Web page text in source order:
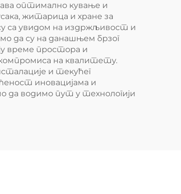
оптимално кување и
житарица и хране за
са увидом на издржљивост и
да су на данашњем брзог
време простора и
компромиса на квалитету.
и текућег
иновацијама и
да водимо пут у технологији